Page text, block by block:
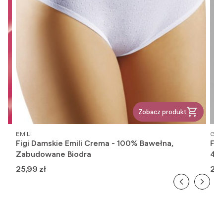
Zobacz produkt
PRODUCENT
EMILI
Figi Damskie Emili Crema - 100% Bawełna,
Zabudowane Biodra
Cena
25,99 zł